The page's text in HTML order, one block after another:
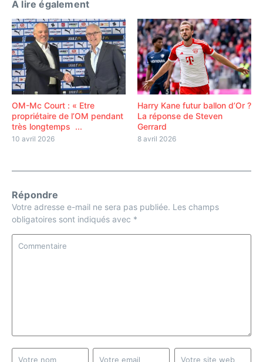
A lire également
OM-Mc Court : « Etre
propriétaire de l’OM pendant
très longtemps ...
10 avril 2026
Harry Kane futur ballon d’Or ?
La réponse de Steven
Gerrard
8 avril 2026
Répondre
Votre adresse e-mail ne sera pas publiée. Les champs
obligatoires sont indiqués avec *